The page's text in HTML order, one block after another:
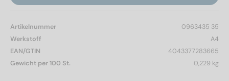
Artikelnummer
0963435 35
Werkstoff
A4
EAN/GTIN
4043377283665
Gewicht per 100 St.
0,229 kg